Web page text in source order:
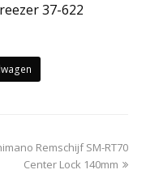
37-622
Remschijf SM-RT70
Center Lock 140mm